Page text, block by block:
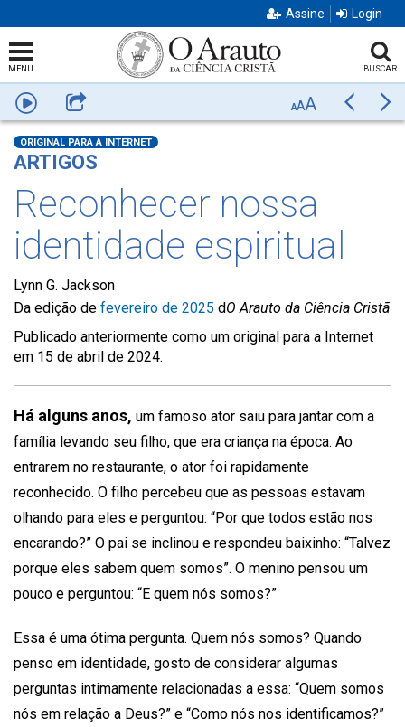
Assine Login
MENU BUSCAR
Ouça Compartilhar AAA Anterior
ORIGINAL PARA A INTERNET
ARTIGOS
Reconhecer nossa
identidade espiritual
Lynn G. Jackson
Da edição de fevereiro de 2025 dO Arauto da Ciência Cristã
Publicado anteriormente como um original para a Internet
em 15 de abril de 2024.
Há alguns anos, um famoso ator saiu para jantar com a
família levando seu filho, que era criança na época. Ao
entrarem no restaurante, o ator foi rapidamente
reconhecido. O filho percebeu que as pessoas estavam
olhando para eles e perguntou: “Por que todos estão nos
encarando?” O pai se inclinou e respondeu baixinho: “Talvez
porque eles sabem quem somos”. O menino pensou um
pouco e perguntou: “E quem nós somos?”
Essa é uma ótima pergunta. Quem nós somos? Quando
penso em identidade, gosto de considerar algumas
perguntas intimamente relacionadas a essa: “Quem somos
nós em relação a Deus?” e “Como nós nos identificamos?”